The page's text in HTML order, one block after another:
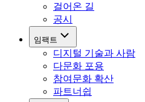
걸어온 길
공시
임팩트
디지털 기술과 사람
다문화 포용
참여문화 확산
파트너쉽